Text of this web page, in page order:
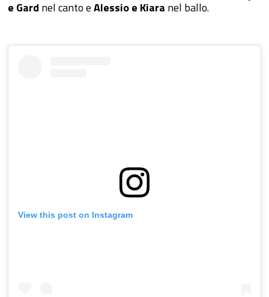
e Gard nel canto eAlessio e Kiara nel ballo.
View this post on Instagram